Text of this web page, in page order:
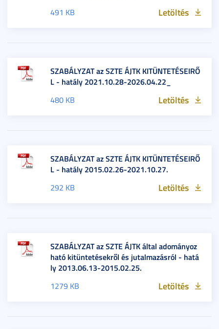
491 KB Letöltés
SZABÁLYZAT az SZTE ÁJTK KITÜNTETÉSEIRŐ
L - hatály 2021.10.28-2026.04.22_
480 KB Letöltés
SZABÁLYZAT az SZTE ÁJTK KITÜNTETÉSEIRŐ
L - hatály 2015.02.26-2021.10.27.
292 KB Letöltés
SZABÁLYZAT az SZTE ÁJTK által adományoz
ható kitüntetésekről és jutalmazásról - hatá
ly 2013.06.13-2015.02.25.
1279 KB Letöltés